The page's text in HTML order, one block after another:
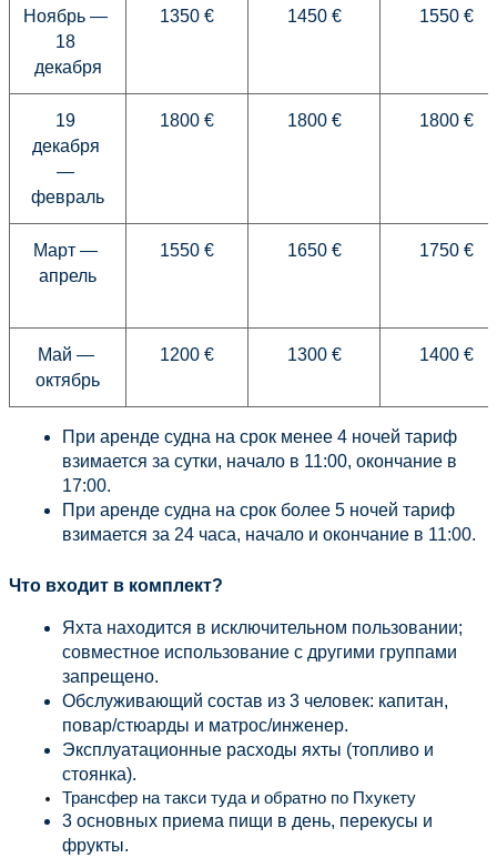
Ноябрь —
18
декабря
1350 € 1450 € 1550 €
19
декабря
—
февраль
1800 € 1800 € 1800 €
Март —
апрель
1550 € 1650 € 1750 €
Май —
октябрь
1200 € 1300 € 1400 €
При аренде судна на срок менее 4 ночей тариф
взимается за сутки, начало в 11:00, окончание в
17:00.
При аренде судна на срок более 5 ночей тариф
взимается за 24 часа, начало и окончание в 11:00.
Что входит в комплект?
Яхта находится в исключительном пользовании;
совместное использование с другими группами
запрещено.
Обслуживающий состав из 3 человек: капитан,
повар/стюарды и матрос/инженер.
Эксплуатационные расходы яхты (топливо и
стоянка).
Трансфер на такси туда и обратно по Пхукету
3 основных приема пищи в день, перекусы и
фрукты.